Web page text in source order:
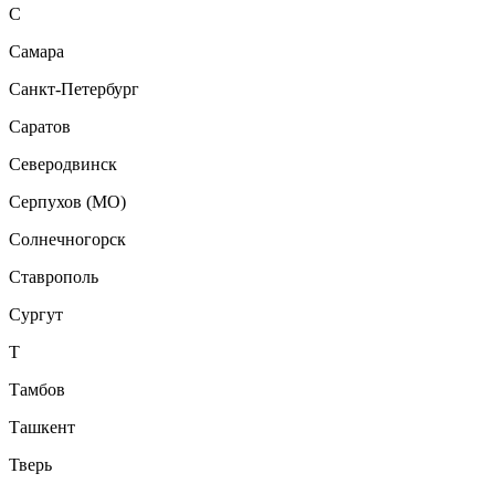
С
Самара
Санкт-Петербург
Саратов
Северодвинск
Серпухов (МО)
Солнечногорск
Ставрополь
Сургут
Т
Тамбов
Ташкент
Тверь